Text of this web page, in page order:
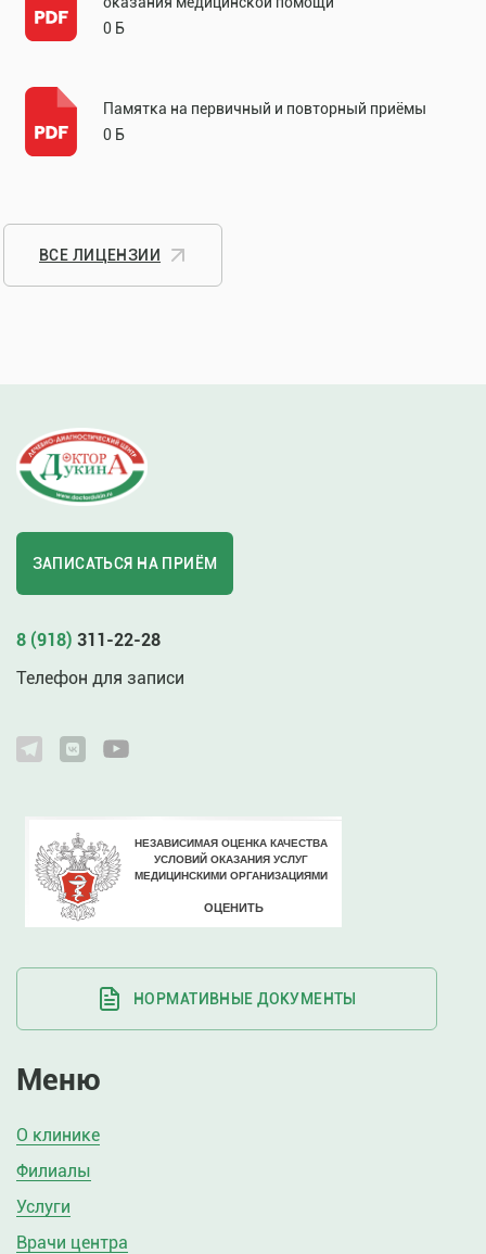
0 Б
Памятка на первичный и повторный приёмы
0 Б
ВСЕ ЛИЦЕНЗИИ
ЗАПИСАТЬСЯ НА ПРИЁМ
8 (918) 311-22-28
Телефон для записи
НОРМАТИВНЫЕ ДОКУМЕНТЫ
Меню
О клинике
Филиалы
Услуги
Врачи центра